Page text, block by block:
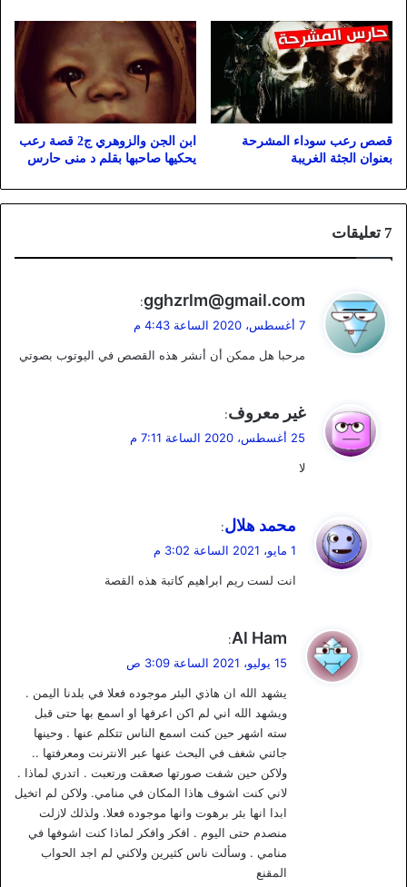
قصص رعب سوداء المشرحة
بعنوان الجثة الغريبة
ابن الجن والزوهري ج2 قصة رعب
يحكيها صاحبها بقلم د منى حارس
‫7 تعليقات
ي
ل
gghzrlm@gmail.com
:
7 أغسطس، 2020 الساعة 4:43 م
مرحبا هل ممكن أن أنشر هذه القصص في اليوتوب بصوتي
ي
ل
غير معروف:
25 أغسطس، 2020 الساعة 7:11 م
لا
ل
محمد هلال:
1 مايو، 2021 الساعة 3:02 م
انت لست ريم ابراهيم كاتبة هذه القصة
ي
ل
Al Ham
:
15 يوليو، 2021 الساعة 3:09 ص
يشهد الله ان هاذي البئر موجوده فعلا في بلدنا اليمن .
ويشهد الله اني لم اكن اعرفها او اسمع بها حتى قبل
سته اشهر حين كنت اسمع الناس تتكلم عنها . وحينها
جائني شغف في البحث عنها عبر الانترنت ومعرفتها ..
ولاكن حين شفت صورتها صعقت ورتعبت . اتدري لماذا .
لاني كنت اشوف هاذا المكان في منامي. ولاكن لم اتخيل
ابدا انها بئر برهوت وانها موجوده فعلا. ولذلك لازلت
منصدم حتى اليوم . افكر وافكر لماذا كنت اشوفها في
منامي . وسألت ناس كثيرين ولاكني لم اجد الحواب
المقنع